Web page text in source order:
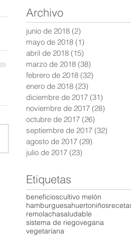
Archivo
junio de 2018 (2)
mayo de 2018 (1)
abril de 2018 (15)
marzo de 2018 (38)
febrero de 2018 (32)
enero de 2018 (23)
diciembre de 2017 (31)
noviembre de 2017 (28)
octubre de 2017 (26)
septiembre de 2017 (32)
agosto de 2017 (29)
julio de 2017 (23)
Etiquetas
beneficioscultivo melón
hamburguesahuertoniños
remolachasaludable
sistema de riegovegana
vegetariana